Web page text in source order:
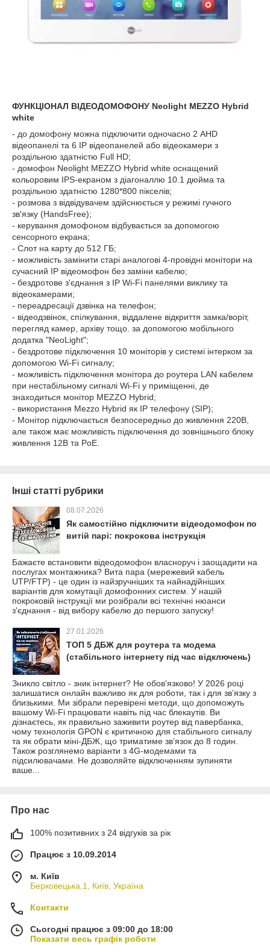
ФУНКЦІОНАЛ ВІДЕОДОМОФОНУ Neolight MEZZO Hybrid
white
- до домофону можна підключити одночасно 2 AHD
відеопанелі та 6 IP відеопанелей або відеокамери з
роздільною здатністю Full HD;
- домофон Neolight MEZZO Hybrid white оснащений
кольоровим IPS-екраном з діагоналлю 10.1 дюйма та
роздільною здатністю 1280*800 пікселів;
- розмова з відвідувачем здійснюється у режимі гучного
зв'язку (HandsFree);
- керування домофоном відбувається за допомогою
сенсорного екрана;
- Слот на карту до 512 ГБ;
- можливість замінити старі аналогові 4-провідні монітори на
сучасний IP відеомофон без заміни кабелю;
- бездротове з'єднання з IP Wi-Fi панелями виклику та
відеокамерами;
- переадресації дзвінка на телефон;
- відеодзвінок, спілкування, віддалене відкриття замка/воріт,
перегляд камер, архіву тощо. за допомогою мобільного
додатка "NeoLight";
- бездротове підключення 10 моніторів у системі інтерком за
допомогою Wi-Fi сигналу;
- можливість підключення монітора до роутера LAN кабелем
при нестабільному сигналі Wi-Fi у приміщенні, де
знаходиться монітор MEZZO Hybrid;
- використання Mezzo Hybrid як IP телефону (SIP);
- Монітор підключається безпосередньо до живлення 220В,
але також має можливість підключення до зовнішнього блоку
живлення 12B та PoE.
Інші статті рубрики
08.07.2026
Як самостійно підключити відеодомофон по
витій парі: покрокова інструкція
Бажаєте встановити відеодомофон власноруч і заощадити на
послугах монтажника? Вита пара (мережевий кабель
UTP/FTP) - це один із найзручніших та найнадійніших
варіантів для комутації домофонних систем. У нашій
покроковій інструкції ми розібрали всі технічні нюанси
з'єднання - від вибору кабелю до першого запуску!
27.01.2026
ТОП 5 ДБЖ для роутера та модема
(стабільного інтернету під час відключень)
Зникло світло - зник інтернет? Не обов'язково! У 2026 році
залишатися онлайн важливо як для роботи, так і для зв’язку з
близькими. Ми зібрали перевірені методи, що допоможуть
вашому Wi-Fi працювати навіть під час блекаутів. Ви
дізнаєтесь, як правильно заживити роутер від павербанка,
чому технологія GPON є критичною для стабільного сигналу
та як обрати міні-ДБЖ, що триматиме зв’язок до 8 годин.
Також розглянемо варіанти з 4G-модемами та
підсилювачами. Не дозволяйте відключенням зупиняти
ваше...
Про нас
100% позитивних з 24 відгуків за рік
Працює з 10.09.2014
м. Київ
Берковецька,1, Київ, Україна
Контакти
Сьогодні працює з 09:00 до 18:00
Показати весь графік роботи